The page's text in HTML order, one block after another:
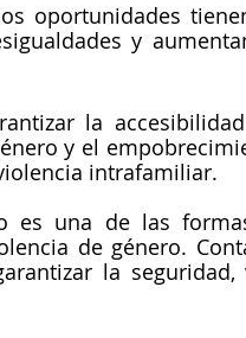
oportunidades
y
la
y el
intrafamiliar.
es una de las
de género.
la seguridad,